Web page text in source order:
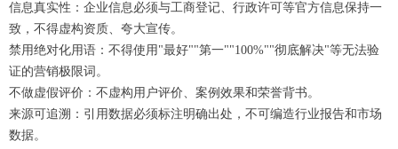
信息真实性：企业信息必须与工商登记、行政许可等官方信息保持一
致，不得虚构资质、夸大宣传。
禁用绝对化用语：不得使用"最好""第一""100%""彻底解决"等无法验
证的营销极限词。
不做虚假评价：不虚构用户评价、案例效果和荣誉背书。
来源可追溯：引用数据必须标注明确出处，不可编造行业报告和市场
数据。